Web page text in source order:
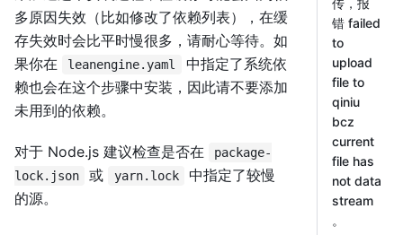
多原因失效（比如修改了依赖列表），在缓
存失效时会比平时慢很多，请耐心等待。如
果你在
leanengine.yaml
中指定了系统依
赖也会在这个步骤中安装，因此请不要添加
未用到的依赖。
对于 Node.js 建议检查是否在
package-
lock.json
或 yarn.lock
中指定了较慢
的源。
传，报
错 failed
to
upload
file to
qiniu
bcz
current
file has
not data
stream
。